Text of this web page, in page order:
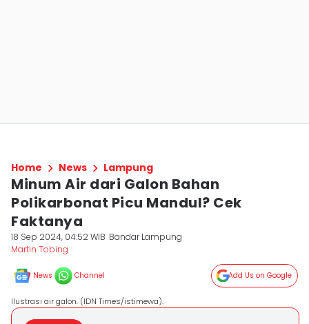
Home News Lampung
Minum Air dari Galon Bahan
Polikarbonat Picu Mandul? Cek
Faktanya
18 Sep 2024, 04:52 WIB Bandar Lampung
Martin Tobing
News Channel Add Us on Google
Ilustrasi air galon. (IDN Times/istimewa).